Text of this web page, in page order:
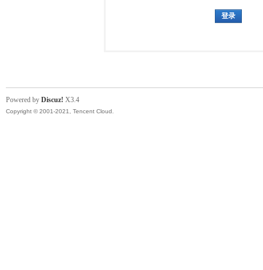
登录
Powered by Discuz! X3.4
Copyright © 2001-2021, Tencent Cloud.